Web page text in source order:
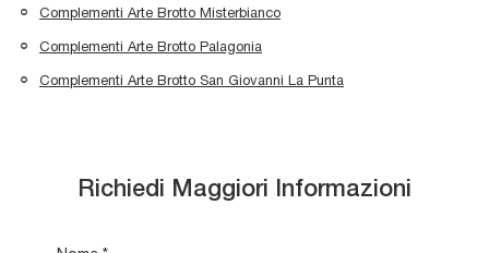
Complementi Arte Brotto Misterbianco
Complementi Arte Brotto Palagonia
Complementi Arte Brotto San Giovanni La Punta
Richiedi Maggiori Informazioni